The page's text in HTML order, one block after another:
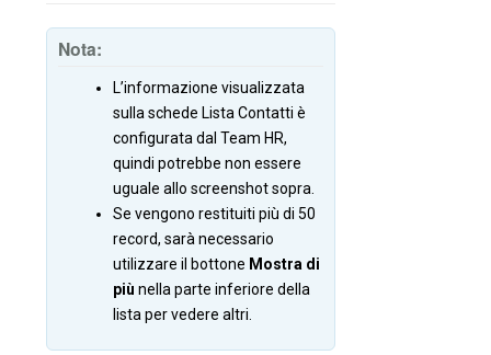
Nota:
L’informazione visualizzata
sulla schede Lista Contatti è
configurata dal Team HR,
quindi potrebbe non essere
uguale allo screenshot sopra.
Se vengono restituiti più di 50
record, sarà necessario
utilizzare il bottone Mostra di
più nella parte inferiore della
lista per vedere altri.